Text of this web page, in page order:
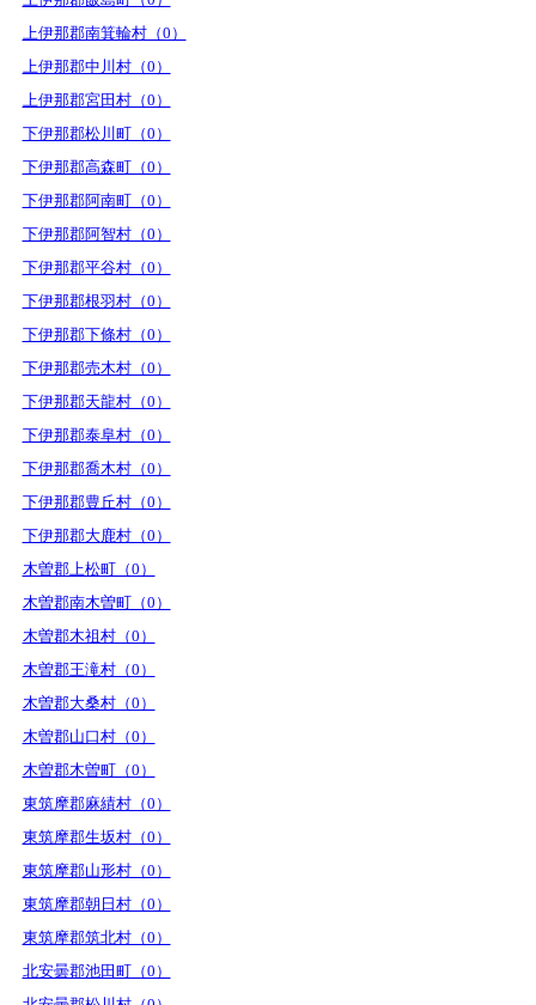
上伊那郡南箕輪村（0）
上伊那郡中川村（0）
上伊那郡宮田村（0）
下伊那郡松川町（0）
下伊那郡高森町（0）
下伊那郡阿南町（0）
下伊那郡阿智村（0）
下伊那郡平谷村（0）
下伊那郡根羽村（0）
下伊那郡下條村（0）
下伊那郡売木村（0）
下伊那郡天龍村（0）
下伊那郡泰阜村（0）
下伊那郡喬木村（0）
下伊那郡豊丘村（0）
下伊那郡大鹿村（0）
木曽郡上松町（0）
木曽郡南木曽町（0）
木曽郡木祖村（0）
木曽郡王滝村（0）
木曽郡大桑村（0）
木曽郡山口村（0）
木曽郡木曽町（0）
東筑摩郡麻績村（0）
東筑摩郡生坂村（0）
東筑摩郡山形村（0）
東筑摩郡朝日村（0）
東筑摩郡筑北村（0）
北安曇郡池田町（0）